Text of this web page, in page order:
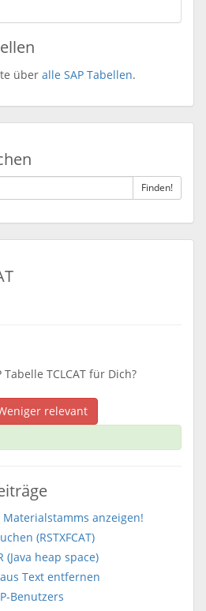
über alle SAP Tabellen.
Finden!
TCLCAT für Dich?
relevant
anzeigen!
(RSTXFCAT)
(Java heap space)
Text entfernen
Benutzers